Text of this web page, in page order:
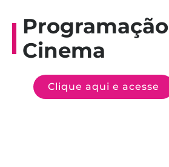
Programação
Cinema
Clique aqui e acesse